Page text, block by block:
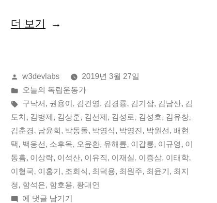
더 보기 “2019
월
27
일
오
늘
의
독
올
린
이:
w3devlabs
2019년 3월 27일
게
시
됨:
오늘의 독립운동가
태
그:
구낙서 , 권용이 , 김건영, 김경룡, 김기삼, 김남산, 김
도치 , 김병제 , 김상훈, 김선제 , 김성로, 김성호, 김유창,
김춘경, 남윤희 , 박동돌, 박영식, 박영진 , 박원선 , 배현
택, 백응선 , 소후옥, 오윤환, 유해륜, 이갑룡, 이규영, 이
동흠, 이상락, 이석산, 이유직, 이재실, 이증삼, 이태학,
이형국, 이홍기 , 조회식, 최덕용, 최원주, 최윤기 , 최지
청, 함석은, 함호용, 황대연
2019
에 댓글 남기기